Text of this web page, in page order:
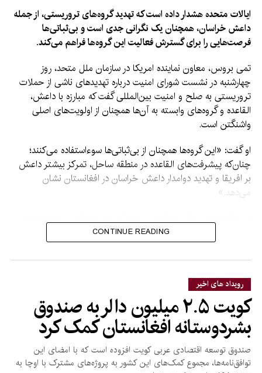
ایالات متحده هشدار داده است که تهدید گروه‌های تروریستی، از جمله
داعش خراسان، همچنان یک نگرانی جدی است و بی‌ثباتی‌ها
فرصت‌هایی را برای گسترش فعالیت این گروه‌ها فراهم می‌کند.
تمی بروس، معاون نماینده امریکا در سازمان ملل متحد، روز
چهارشنبه در نشست شورای امنیت درباره تهدیدهای ناشی از حملات
تروریستی به صلح و امنیت بین‌المللی گفت که مبارزه با داعش،
القاعده و گروه‌های وابسته به آن‌ها همچنان از اولویت‌های اصلی
واشنگتن است.
او گفت: «این گروه‌ها همچنان از بی‌ثباتی‌ها سوءاستفاده می‌کنند؛
چنان‌که پیشرفت‌های القاعده در منطقه ساحل، تمرکز بیشتر داعش
بر افریقا و تهدید دوامدار داعش خراسان در افغانستان نشان
می‌دهد.»
این اظهارات در حالی مطرح می‌شود که امارت اسلامی بارها ادعاها
درباره فعالیت گروه‌های تروریستی در افغانستان را رد کرده و
گفته‌است اجازه نخواهد داد از خاک این کشور علیه امنیت دیگر
کشورها استفاده شود.
CONTINUE READING
رویداد های اخیر
کویت ۲.۵ میلیون دالر به صندوق
بشردوستانه افغانستان کمک کرد
صندوق توسعه اقتصادی عربی کویت افزوده است که با امضای این
توافق‌نامه‌ها، مجموع کمک‌های این کشور به پروژه‌های مشترک با اوچا به